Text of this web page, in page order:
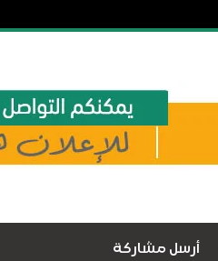
أرسل مشاركة